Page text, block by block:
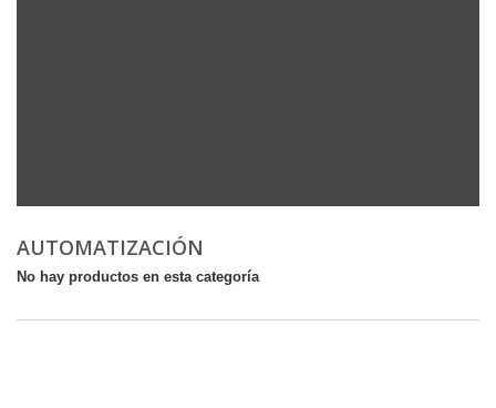
AUTOMATIZACIÓN
No hay productos en esta categoría